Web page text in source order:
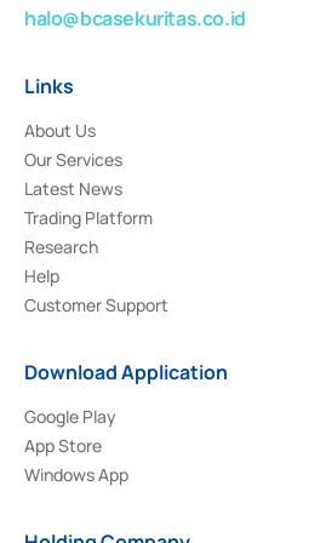
halo@bcasekuritas.co.id
Links
About Us
Our Services
Latest News
Trading Platform
Research
Help
Customer Support
Download Application
Google Play
App Store
Windows App